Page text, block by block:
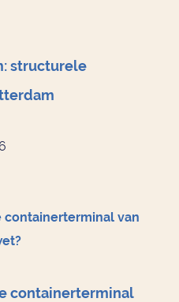
structurele
containerterminal